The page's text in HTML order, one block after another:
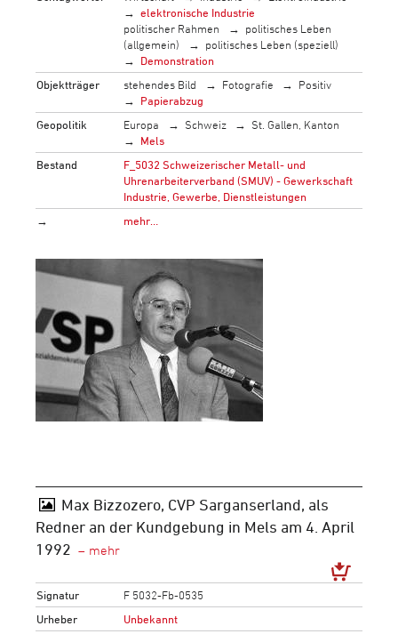
elektronische Industrie
politischer Rahmen
politisches Leben
(allgemein)
politisches Leben (speziell)
Demonstration
Objektträger
stehendes Bild Fotografie
Positiv
Papierabzug
Geopolitik
Europa Schweiz
St. Gallen, Kanton
Mels
Bestand
F_5032 Schweizerischer Metall- und
Uhrenarbeiterverband (SMUV) - Gewerkschaft
Industrie, Gewerbe, Dienstleistungen
→
mehr…
Max Bizzozero, CVP Sarganserland, als
Redner an der Kundgebung in Mels am 4. April
1992
Signatur
F 5032-Fb-0535
Urheber
Unbekannt